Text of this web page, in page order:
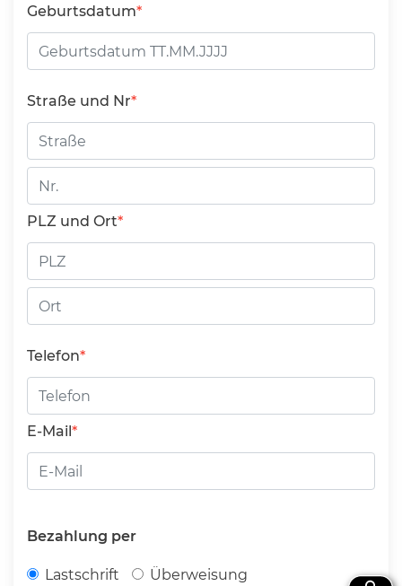
Geburtsdatum
Straße und Nr
Straße
Hausnummer
PLZ und Ort
PLZ
Ort
Telefon
E-Mail
Bezahlung per
Lastschrift Überweisung